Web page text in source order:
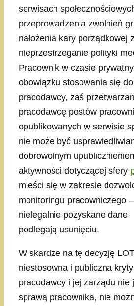
serwisach
przeprowadzenia zwolnień
nałożenia kary porządkowej
nieprzestrzeganie polityki
Pracownik w czasie
obowiązku stosowania się
pracodawcy, zaś
pracodawcę postów
opublikowanych w serwisie
nie może być
dobrowolnym
aktywności dotyczącej sfery
mieści się w zakresie
monitoringu pracowniczego
nielegalnie pozyskane dane
podlegają usunięciu.
W skardze na tę decyzję
niestosowna i publiczna
pracodawcy i jej zarządu nie
sprawą pracownika, nie